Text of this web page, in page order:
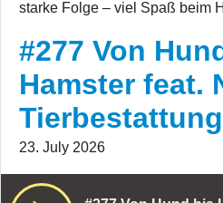
starke Folge – viel Spaß beim
#277 Von
Hamster feat.
23. July 2026